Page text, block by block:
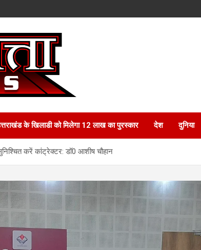
के खिलाडी को मिलेगा 12 लाख का पुरस्कार देश दुनिया
करें कांट्रेक्टर: डॉ0 आशीष चौहान